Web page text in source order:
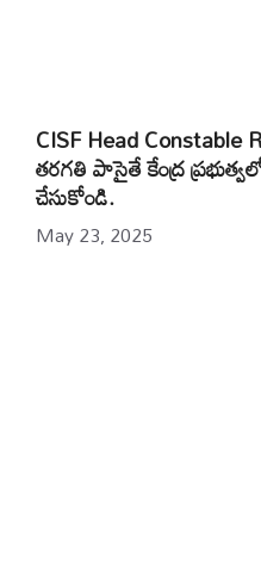
CISF Head Constable
తరగతి పాసైతే కేంద్ర
చేసుకోండి.
May 23, 2025